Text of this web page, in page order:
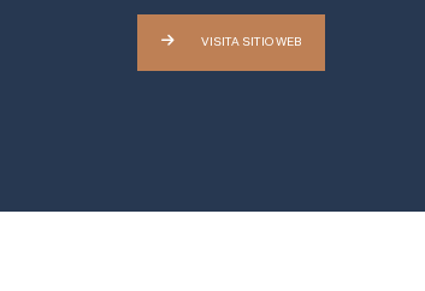
VISITA SITIO WEB